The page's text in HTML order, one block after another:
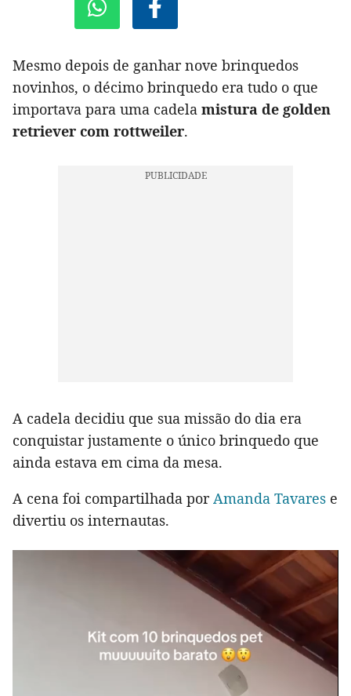
Mesmo depois de ganhar nove brinquedos
novinhos, o décimo brinquedo era tudo o que
importava para uma cadela mistura de golden
retriever com rottweiler.
A cadela decidiu que sua missão do dia era
conquistar justamente o único brinquedo que
ainda estava em cima da mesa.
A cena foi compartilhada porAmanda Tavares e
divertiu os internautas.